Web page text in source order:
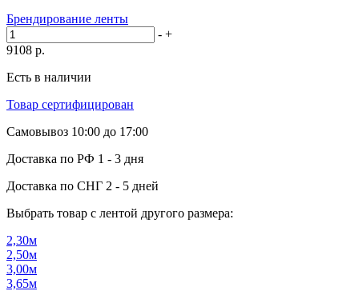
Брендирование ленты
- +
9108 р.
Есть в наличии
Товар сертифицирован
Самовывоз 10:00 до 17:00
Доставка по РФ 1 - 3 дня
Доставка по СНГ 2 - 5 дней
Выбрать товар с лентой другого размера:
2,30м
2,50м
3,00м
3,65м